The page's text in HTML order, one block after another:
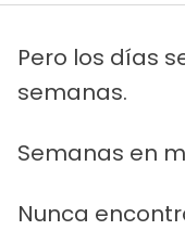
Pero los días
semanas.
Semanas en
Nunca